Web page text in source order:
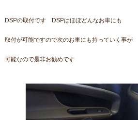
DSPの取付です DSPはほぼどんなお車にも
取付が可能ですので次のお車にも持っていく事が
可能なので是非お勧めです